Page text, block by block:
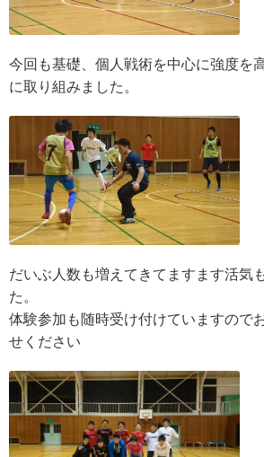
今回も基礎、個人戦術を中心に強度を
に取り組みました。
だいぶ人数も増えてきてますます活気
た。
体験参加も随時受け付けていますので
せください